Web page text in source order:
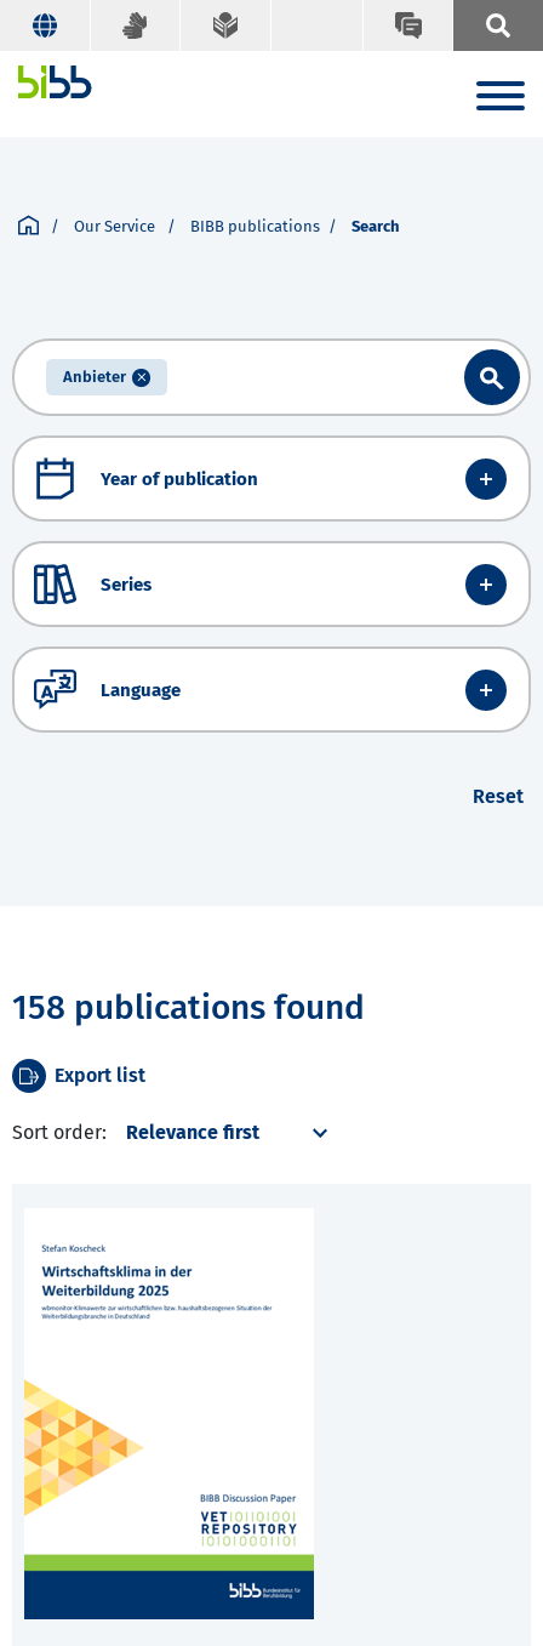
Our Service BIBB publications Search
Anbieter
Year of publication
Series
Language
Reset
158 publications found
Export list
Sort order: